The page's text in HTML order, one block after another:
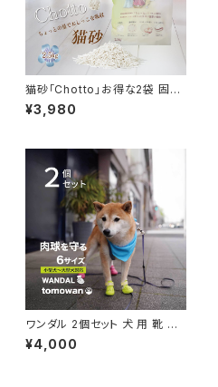
猫砂「Chotto」お得な2袋 固ま
る おから 防臭 粉じん 少ない ト
イレ 流せる
¥3,980
ワンダル 2個セット 犬 用 靴 肉
球 保護 火傷 傷 防止 シューズ
サンダル 夏 冬 散歩 防災 愛犬
¥4,000